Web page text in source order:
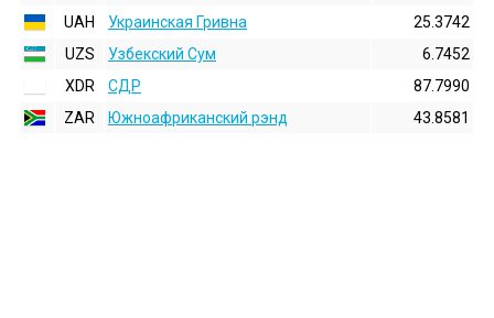
UAH
Украинская Гривна
25.3742
UZS
Узбекский Сум
6.7452
XDR
СДР
87.7990
ZAR
Южноафриканский рэнд 43.8581